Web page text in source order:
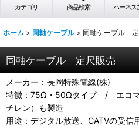
カテゴリ 商品検索 ハーネス
ホーム > 同軸ケーブル > 同軸ケーブル
同軸ケーブル 定尺販売
メーカー：長岡特殊電線(株)
特徴：75Ω・50Ωタイプ / エコマ
チレン）も製造
用途：デジタル放送、CATVの